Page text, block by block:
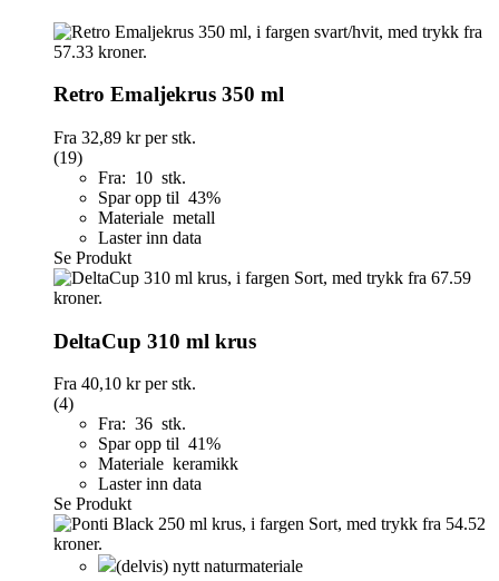
Retro Emaljekrus 350 ml
Fra 32,89 krper stk.
(19)
Fra: 10 stk.
Spar opp til 43%
Materiale metall
Laster inn data
Se Produkt
DeltaCup 310 ml krus
Fra 40,10 krper stk.
(4)
Fra: 36 stk.
Spar opp til 41%
Materiale keramikk
Laster inn data
Se Produkt
(delvis) nytt naturmateriale